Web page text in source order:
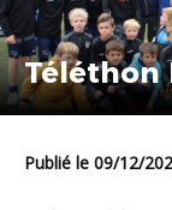
Téléthon
Publié le 09/12/